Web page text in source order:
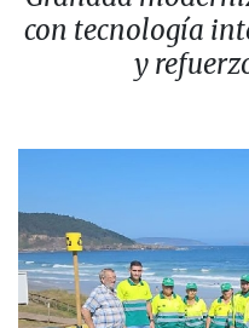
con tecnología
y